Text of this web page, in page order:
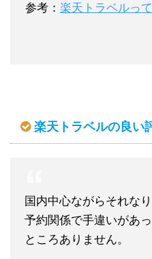
参考： 楽天トラベルっ
楽天トラベルの良い
国内中心ながらそれな
予約関係で手違いがあ
ところありません。